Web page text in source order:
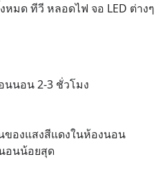
มด ทีวี หลอดไฟ จอ LED ต่างๆ
นอน 2-3 ชั่วโมง
องแสงสีแดงในห้องนอน
อนน้อยสุด